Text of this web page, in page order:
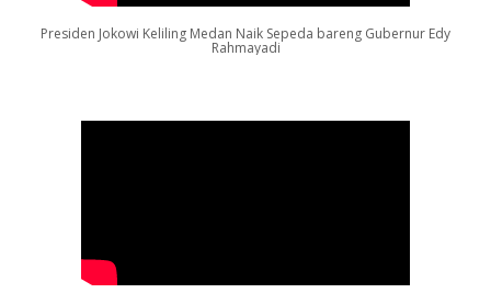
Presiden Jokowi Keliling Medan Naik Sepeda bareng Gubernur Edy
Rahmayadi